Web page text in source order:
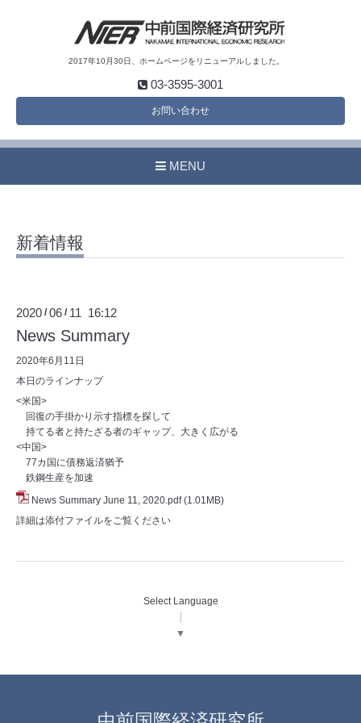
2017年10月30日、ホームページをリニューアルしました。
03-3595-3001
お問い合わせ
MENU
新着情報
2020 /06 / 11 16:12
News Summary
2020年6月11日
本日のラインナップ
<米国>
回復の手掛かり示す指標を探して
持てる者と持たざる者のギャップ、大きく広がる
<中国>
77カ国に債務返済猶予
鉄鋼生産を加速
News Summary June 11, 2020.pdf (1.01MB)
詳細は添付ファイルをご覧ください
Select Language
▼